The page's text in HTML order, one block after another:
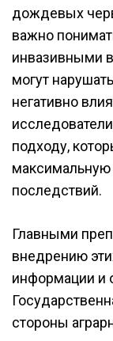
дождевых
важно
инвазивными
могут
негативно
подходу,
максимальную
последствий.
Главными
внедрению
информации и
стороны